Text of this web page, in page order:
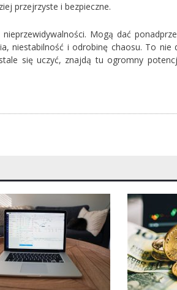
przejrzyste i bezpieczne.
Mogą dać
niestabilność i odrobinę chaosu. To nie
się uczyć, znajdą tu ogromny